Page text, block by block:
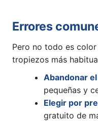
Errores
Pero no todo es
tropiezos más
Abandonar
pequeñas y
Elegir por
gratuito de